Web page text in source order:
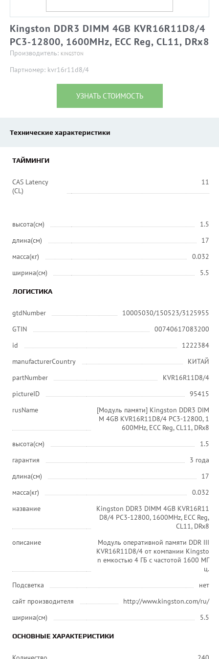
Kingston DDR3 DIMM 4GB KVR16R11D8/4
PC3-12800, 1600MHz, ECC Reg, CL11, DRx8
Производитель: KINGSTON
Партномер: kvr16r11d8/4
УЗНАТЬ СТОИМОСТЬ
Технические характеристики
ТАЙМИНГИ
CAS Latency
(CL)
11
высота(см)
1.5
длина(см)
17
масса(кг)
0.032
ширина(см)
5.5
ЛОГИСТИКА
gtdNumber
10005030/150523/3125955
GTIN
00740617083200
id
1222384
manufacturerCountry
КИТАЙ
partNumber
KVR16R11D8/4
pictureID
95415
rusName
[Модуль памяти] Kingston DDR3 DIM
M 4GB KVR16R11D8/4 PC3-12800, 1
600MHz, ECC Reg, CL11, DRx8
высота(см)
1.5
гарантия
3 года
длина(см)
17
масса(кг)
0.032
название
Kingston DDR3 DIMM 4GB KVR16R11
D8/4 PC3-12800, 1600MHz, ECC Reg,
CL11, DRx8
описание
Модуль оперативной памяти DDR III
KVR16R11D8/4 от компании Kingsto
n емкостью 4 ГБ c частотой 1600 МГ
ц.
Подсветка
нет
сайт производителя
http://www.kingston.com/ru/
ширина(см)
5.5
ОСНОВНЫЕ ХАРАКТЕРИСТИКИ